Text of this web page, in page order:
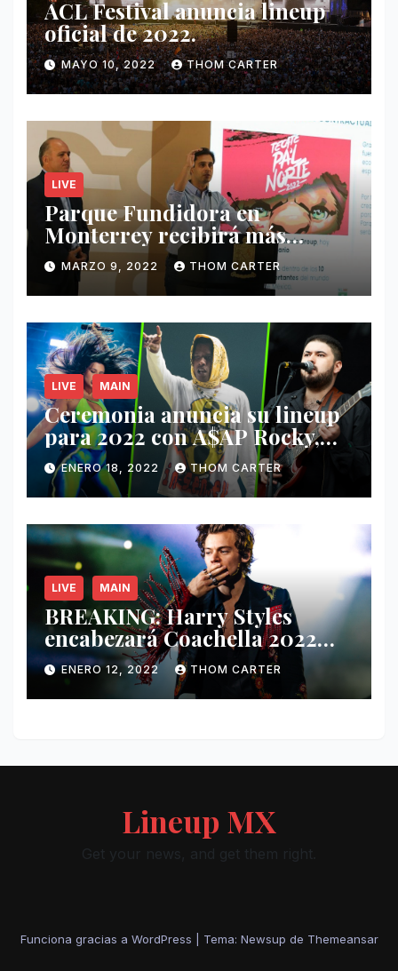
ACL Festival anuncia lineup
oficial de 2022.
MAYO 10, 2022 THOM CARTER
LIVE
Parque Fundidora en
Monterrey recibirá más
ingresos por festivales de
Música.
MARZO 9, 2022 THOM CARTER
LIVE MAIN
Ceremonia anuncia su lineup
para 2022 con A$AP Rocky,
Nathy Peluso, Noah Pino Palo
y más.
ENERO 18, 2022 THOM CARTER
LIVE MAIN
BREAKING: Harry Styles
encabezará Coachella 2022
junto a Kanye West y Billie
Eilish.
ENERO 12, 2022 THOM CARTER
Lineup MX
Get your news, and get them right.
Funciona gracias a WordPress Tema: Newsup de Themeansar